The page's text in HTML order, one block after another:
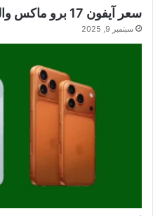
سعر آيفون 17 برو ماكس والمواصفات الرسمية
سبتمبر 9, 2025